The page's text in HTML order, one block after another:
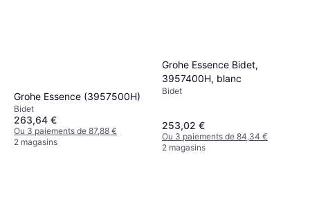
Grohe Essence (3957500H)
Bidet
263,64 €
Ou 3 paiements de 87,88 €
2 magasins
Grohe Essence Bidet,
3957400H, blanc
Bidet
253,02 €
Ou 3 paiements de 84,34 €
2 magasins